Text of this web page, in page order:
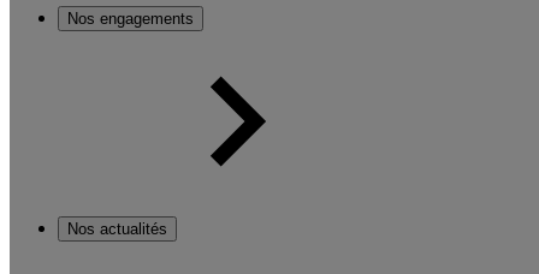
Nos engagements
Nos actualités